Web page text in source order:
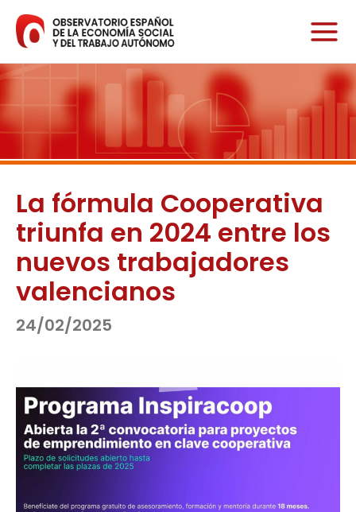
contenido
La fórmula Cooperativa
triunfa en 2024 entre los
nuevos trabajadores
valencianos
24/02/2025